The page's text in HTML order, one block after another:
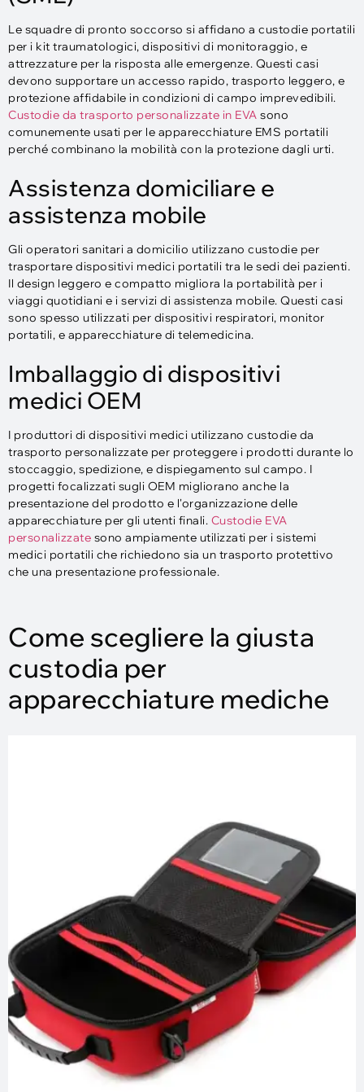
Le squadre di pronto soccorso si affidano a custodie portatili
per i kit traumatologici, dispositivi di monitoraggio, e
attrezzature per la risposta alle emergenze. Questi casi
devono supportare un accesso rapido, trasporto leggero, e
protezione affidabile in condizioni di campo imprevedibili.
Custodie da trasporto personalizzate in EVA sono
comunemente usati per le apparecchiature EMS portatili
perché combinano la mobilità con la protezione dagli urti.
Assistenza domiciliare e
assistenza mobile
Gli operatori sanitari a domicilio utilizzano custodie per
trasportare dispositivi medici portatili tra le sedi dei pazienti.
Il design leggero e compatto migliora la portabilità per i
viaggi quotidiani e i servizi di assistenza mobile. Questi casi
sono spesso utilizzati per dispositivi respiratori, monitor
portatili, e apparecchiature di telemedicina.
Imballaggio di dispositivi
medici OEM
I produttori di dispositivi medici utilizzano custodie da
trasporto personalizzate per proteggere i prodotti durante lo
stoccaggio, spedizione, e dispiegamento sul campo. I
progetti focalizzati sugli OEM migliorano anche la
presentazione del prodotto e l'organizzazione delle
apparecchiature per gli utenti finali. Custodie EVA
personalizzate sono ampiamente utilizzati per i sistemi
medici portatili che richiedono sia un trasporto protettivo
che una presentazione professionale.
Come scegliere la giusta
custodia per
apparecchiature mediche